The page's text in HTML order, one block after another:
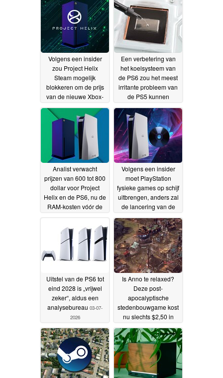
Volgens een insider
zou Project Helix
Steam mogelijk
blokkeren om de prijs
van de nieuwe Xbox-
29-
07-2026
Een verbetering van
het koelsysteem van
de PS6 zou het meest
irritante probleem van
de PS5 kunnen
15-07-2026
Analist verwacht
prijzen van 600 tot 800
dollar voor Project
Helix en de PS6, nu de
RAM-kosten vóór de
Volgens een insider
moet PlayStation
fysieke games op schijf
uitbrengen, anders zal
de lancering van de
09-07-
2026
Uitstel van de PS6 tot
eind 2028 is „vrijwel
zeker“, aldus een
analysebureau 03-07-
2026
Is Anno te relaxed?
Deze post-
apocalyptische
stedenbouwgame kost
nu slechts $2,50 in
Steam01-07-2026